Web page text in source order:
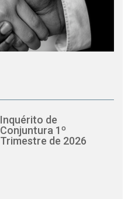
Inquérito de
Conjuntura 1º
Trimestre de 2026